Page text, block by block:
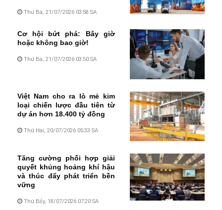
Thứ Ba, 21/07/2026 03:58 SA
Cơ hội bứt phá: Bây giờ
hoặc không bao giờ!
Thứ Ba, 21/07/2026 03:50 SA
Việt Nam cho ra lò mẻ kim
loại chiến lược đầu tiên từ
dự án hơn 18.400 tỷ đồng
Thứ Hai, 20/07/2026 05:33 SA
Tăng cường phối hợp giải
quyết khủng hoảng khí hậu
và thúc đẩy phát triển bền
vững
Thứ Bảy, 18/07/2026 07:20 SA